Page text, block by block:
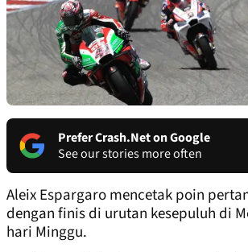
Prefer Crash.Net on Google
See our stories more often
Aleix Espargaro mencetak poin
dengan finis di urutan kesepuluh di
hari Minggu.